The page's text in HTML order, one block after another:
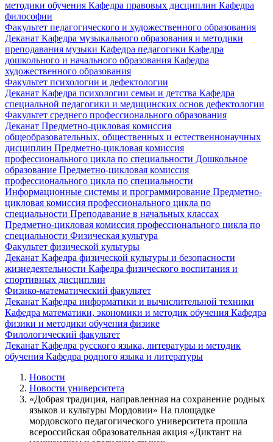
методики обучения Кафедра правовых дисциплин Кафедра
философии
Факультет педагогического и художественного образования
Деканат Кафедра музыкального образования и методики
преподавания музыки Кафедра педагогики Кафедра
дошкольного и начального образования Кафедра
художественного образования
Факультет психологии и дефектологии
Деканат Кафедра психологии семьи и детства Кафедра
специальной педагогики и медицинских основ дефектологии
Факультет среднего профессионального образования
Деканат Предметно-цикловая комиссия
общеобразовательных, общественных и естественнонаучных
дисциплин Предметно-цикловая комиссия
профессионального цикла по специальности Дошкольное
образование Предметно-цикловая комиссия
профессионального цикла по специальности
Информационные системы и программирование Предметно-
цикловая комиссия профессионального цикла по
специальности Преподавание в начальных классах
Предметно-цикловая комиссия профессионального цикла по
специальности Физическая культура
Факультет физической культуры
Деканат Кафедра физической культуры и безопасности
жизнедеятельности Кафедра физического воспитания и
спортивных дисциплин
Физико-математический факультет
Деканат Кафедра информатики и вычислительной техники
Кафедра математики, экономики и методик обучения Кафедра
физики и методики обучения физике
Филологический факультет
Деканат Кафедра русского языка, литературы и методик
обучения Кафедра родного языка и литературы
Новости
Новости университета
«Добрая традиция, направленная на сохранение родных
языков и культуры Мордовии» На площадке
мордовского педагогического университета прошла
всероссийская образовательная акция «Диктант на